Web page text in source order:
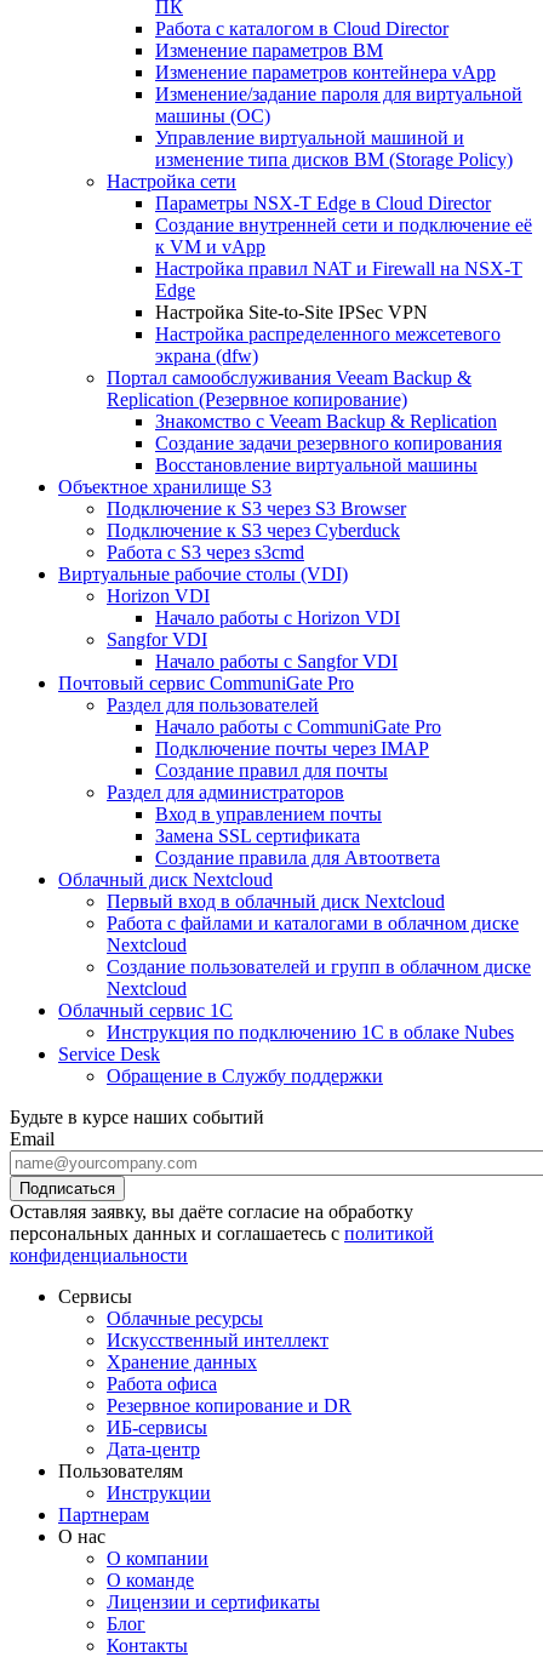
ПК
Работа с каталогом в Cloud Director
Изменение параметров ВМ
Изменение параметров контейнера vApp
Изменение/задание пароля для виртуальной
машины (ОС)
Управление виртуальной машиной и
изменение типа дисков ВМ (Storage Policy)
Настройка сети
Параметры NSX-T Edge в Cloud Director
Создание внутренней сети и подключение её
к VM и vApp
Настройка правил NAT и Firewall на NSX-T
Edge
Настройка Site-to-Site IPSec VPN
Настройка распределенного межсетевого
экрана (dfw)
Портал самообслуживания Veeam Backup &
Replication (Резервное копирование)
Знакомство с Veeam Backup & Replication
Создание задачи резервного копирования
Восстановление виртуальной машины
Объектное хранилище S3
Подключение к S3 через S3 Browser
Подключение к S3 через Cyberduck
Работа с S3 через s3cmd
Виртуальные рабочие столы (VDI)
Horizon VDI
Начало работы с Horizon VDI
Sangfor VDI
Начало работы с Sangfor VDI
Почтовый сервис CommuniGate Pro
Раздел для пользователей
Начало работы с CommuniGate Pro
Подключение почты через IMAP
Создание правил для почты
Раздел для администраторов
Вход в управлением почты
Замена SSL сертификата
Создание правила для Автоответа
Облачный диск Nextcloud
Первый вход в облачный диск Nextcloud
Работа с файлами и каталогами в облачном диске
Nextcloud
Создание пользователей и групп в облачном диске
Nextcloud
Облачный сервис 1С
Инструкция по подключению 1С в облаке Nubes
Service Desk
Обращение в Службу поддержки
Будьте в курсе наших событий
Email
Оставляя заявку, вы даёте согласие на обработку
персональных данных и соглашаетесь с политикой
конфиденциальности
Сервисы
Облачные ресурсы
Искусственный интеллект
Хранение данных
Работа офиса
Резервное копирование и DR
ИБ-сервисы
Дата-центр
Пользователям
Инструкции
Партнерам
О нас
О компании
О команде
Лицензии и сертификаты
Блог
Контакты